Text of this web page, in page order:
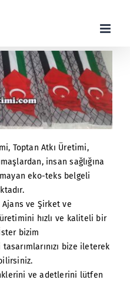
Toptan Atkı Üretimi,
insan sağlığına
eko-teks belgeli
Ajans ve Şirket ve
hızlı ve kaliteli bir
bizim
bize ileterek
ve adetlerini lütfen